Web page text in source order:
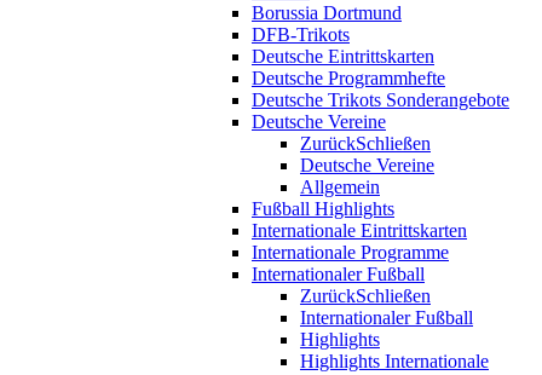
Borussia Dortmund
DFB-Trikots
Deutsche Eintrittskarten
Deutsche Programmhefte
Deutsche Trikots Sonderangebote
Deutsche Vereine
ZurückSchließen
Deutsche Vereine
Allgemein
Fußball Highlights
Internationale Eintrittskarten
Internationale Programme
Internationaler Fußball
ZurückSchließen
Internationaler Fußball
Highlights
Highlights Internationale